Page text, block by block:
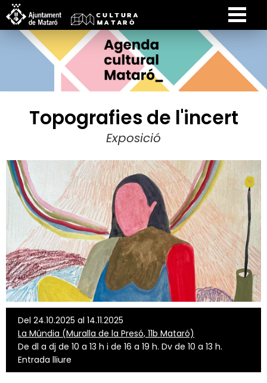
Topografies de l'incert
Exposició
Del 24.10.2025 al 14.11.2025
La Múndia (Muralla de la Presó, 11b Mataró)
De dl a dj de 10 a 13 h i de 16 a 19 h. Dv de 10 a 13 h.
Entrada lliure